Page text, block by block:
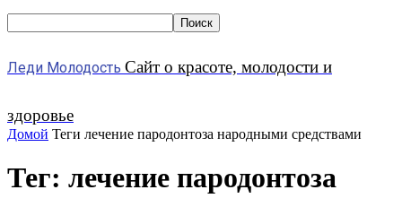
Леди Молодость Сайт о красоте, молодости и
здоровье
Домой Теги лечение пародонтоза народными средствами
Тег: лечение пародонтоза